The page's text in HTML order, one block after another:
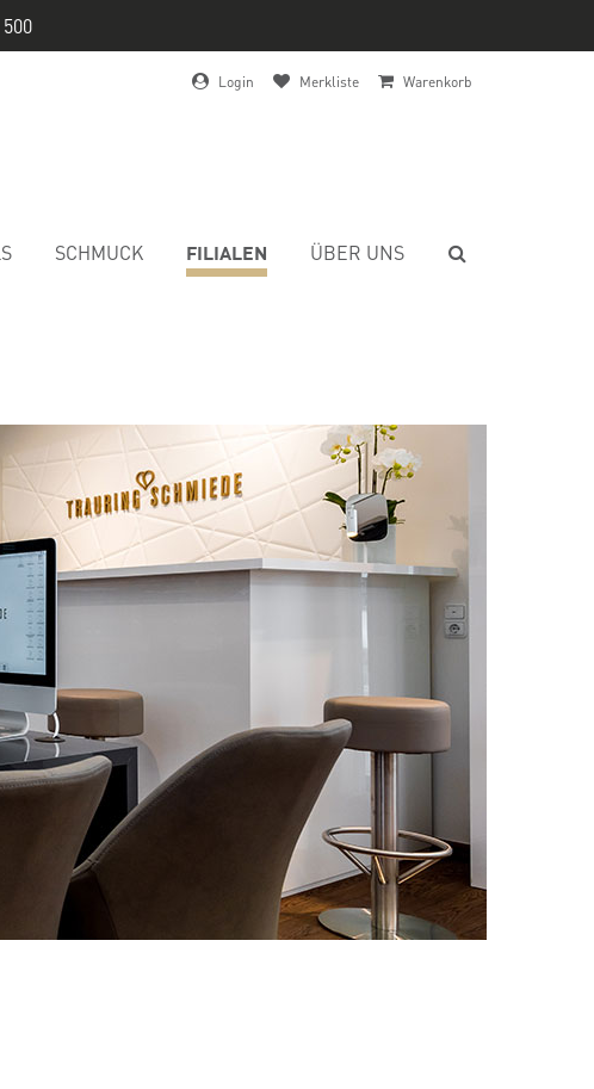
Login Merkliste Warenkorb
SCHMUCK FILIALEN ÜBER UNS